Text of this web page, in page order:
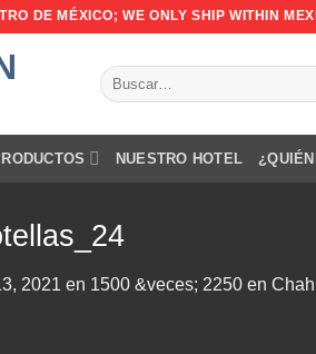
DE MÉXICO; WE ONLY SHIP WITHIN
Buscar
por:
NUESTRO HOTEL
2021 en 1500 &veces; 2250 en